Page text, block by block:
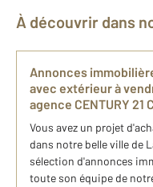
À découvrir dans
Annonces
avec extérieur à
agence CENTURY 21
Vous avez un projet
dans notre belle ville de
sélection d'annonces
toute son équipe de